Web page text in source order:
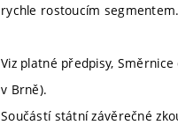
rychle rostoucím segmentem.
Viz platné předpisy,
v Brně).
Součástí státní závěrečné